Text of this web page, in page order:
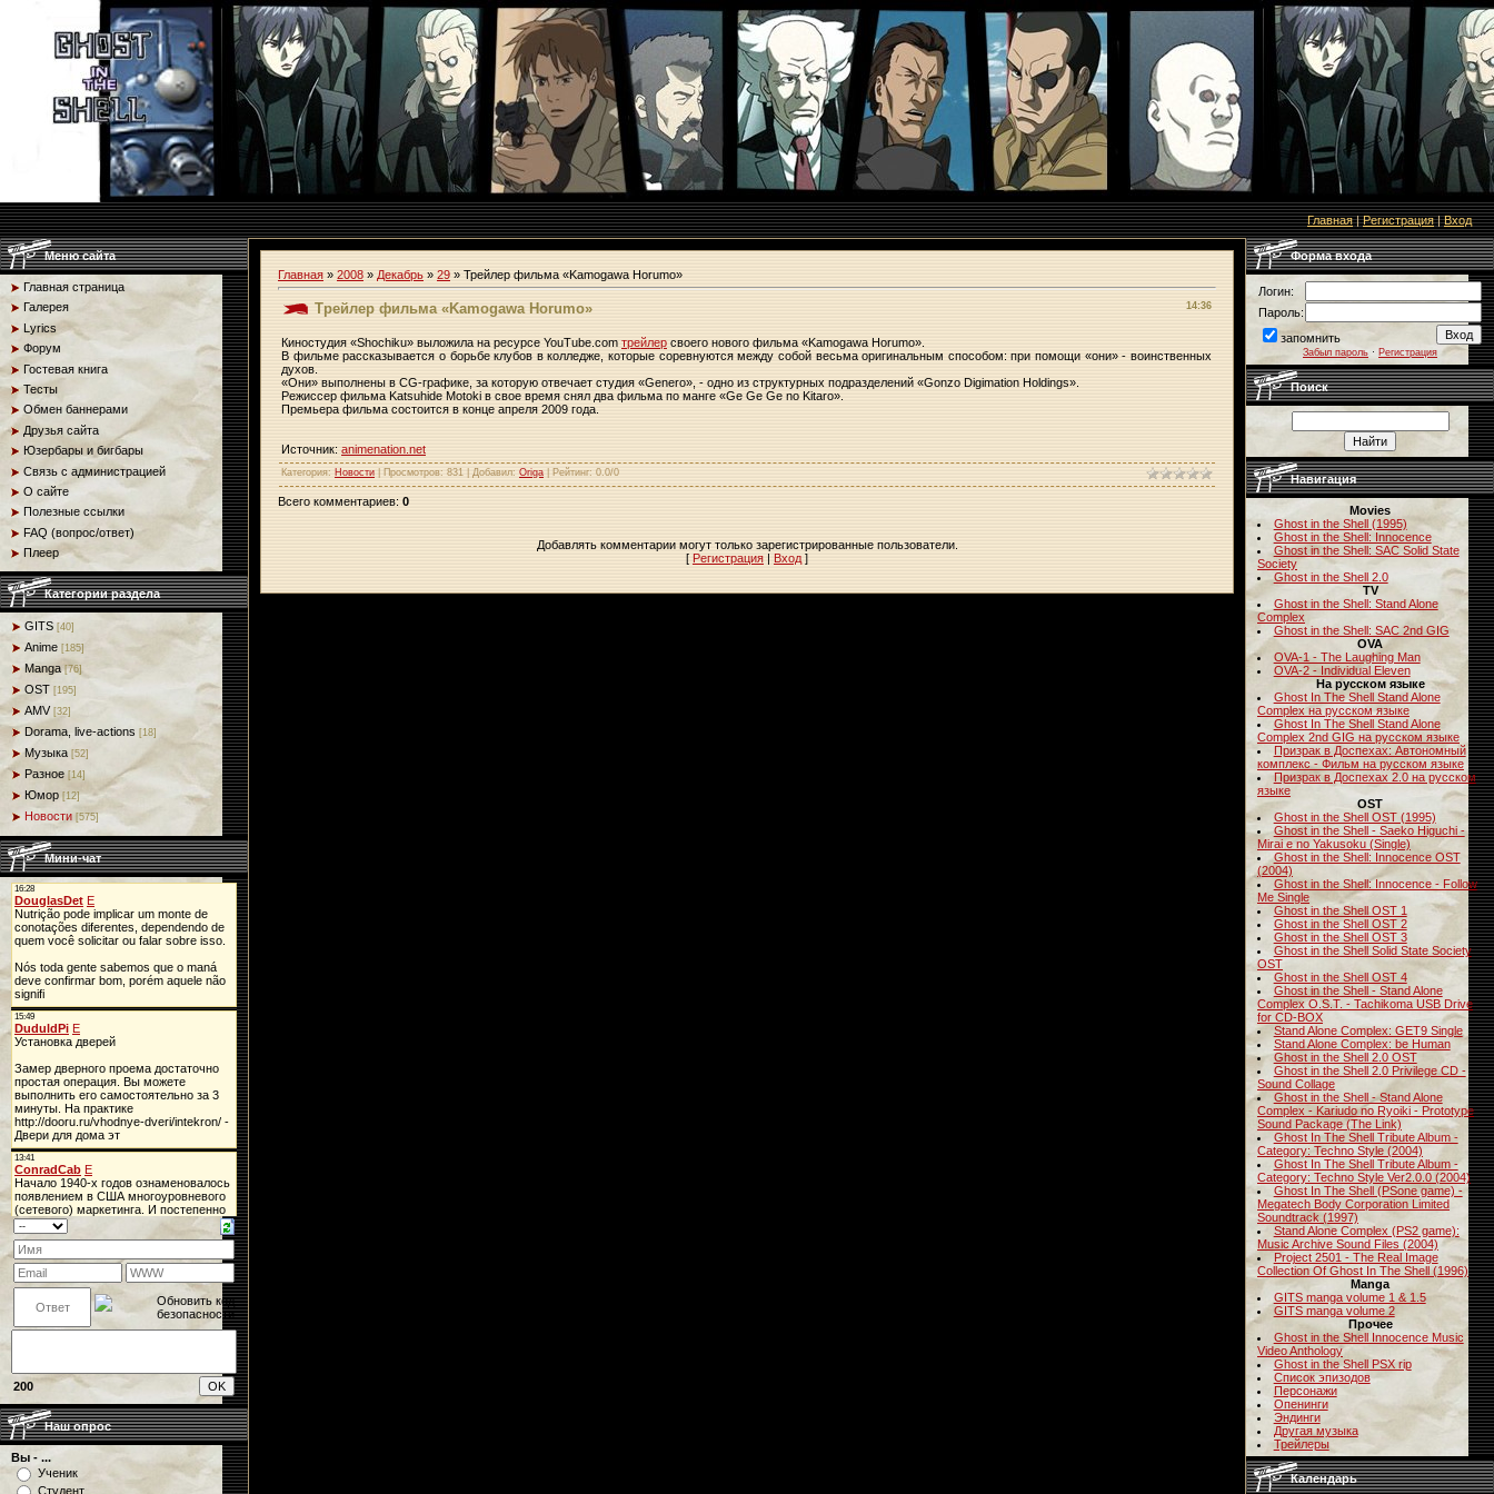
Главная|Регистрация|Вход
Меню сайта
Главная страница
Галерея
Lyrics
Форум
Гостевая книга
Тесты
Обмен баннерами
Друзья сайта
Юзербары и бигбары
Связь с администрацией
О сайте
Полезные ссылки
FAQ (вопрос/ответ)
Плеер
Категории раздела
GITS [40]
Anime [185]
Manga [76]
OST [195]
AMV [32]
Dorama, live-actions [18]
Музыка [52]
Разное [14]
Юмор [12]
Новости [575]
Мини-чат
200
Наш опрос
Вы - ...
Ученик
Студент
Главная » 2008 » Декабрь » 29 » Трейлер фильма «Kamogawa Horumo»
14:36
Трейлер фильма «Kamogawa Horumo»
Киностудия «Shochiku» выложила на ресурсе YouTube.com трейлер своего нового фильма «Kamogawa Horumo».
В фильме рассказывается о борьбе клубов в колледже, которые соревнуются между собой весьма оригинальным способом: при помощи «они» - воинственных
духов.
«Они» выполнены в CG-графике, за которую отвечает студия «Genero», - одно из структурных подразделений «Gonzo Digimation Holdings».
Режиссер фильма Katsuhide Motoki в свое время снял два фильма по манге «Ge Ge Ge no Kitaro».
Премьера фильма состоится в конце апреля 2009 года.
Источник: animenation.net
Категория: Новости Просмотров: 831 | Добавил: Origa Рейтинг: 0.0/0
Всего комментариев: 0
Добавлять комментарии могут только зарегистрированные пользователи.
[ Регистрация | Вход ]
Форма входа
Логин:
Пароль:
запомнить
Забыл пароль · Регистрация
Поиск
Навигация
Movies
Ghost in the Shell (1995)
Ghost in the Shell: Innocence
Ghost in the Shell: SAC Solid State
Society
Ghost in the Shell 2.0
TV
Ghost in the Shell: Stand Alone
Complex
Ghost in the Shell: SAC 2nd GIG
OVA
OVA-1 - The Laughing Man
OVA-2 - Individual Eleven
На русском языке
Ghost In The Shell Stand Alone
Complex на русском языке
Ghost In The Shell Stand Alone
Complex 2nd GIG на русском языке
Призрак в Доспехах: Автономный
комплекс - Фильм на русском языке
Призрак в Доспехах 2.0 на русском
языке
OST
Ghost in the Shell OST (1995)
Ghost in the Shell - Saeko Higuchi -
Mirai e no Yakusoku (Single)
Ghost in the Shell: Innocence OST
(2004)
Ghost in the Shell: Innocence - Follow
Me Single
Ghost in the Shell OST 1
Ghost in the Shell OST 2
Ghost in the Shell OST 3
Ghost in the Shell Solid State Society
OST
Ghost in the Shell OST 4
Ghost in the Shell - Stand Alone
Complex O.S.T. - Tachikoma USB Drive
for CD-BOX
Stand Alone Complex: GET9 Single
Stand Alone Complex: be Human
Ghost in the Shell 2.0 OST
Ghost in the Shell 2.0 Privilege CD -
Sound Collage
Ghost in the Shell - Stand Alone
Complex - Kariudo no Ryoiki - Prototype
Sound Package (The Link)
Ghost In The Shell Tribute Album -
Category: Techno Style (2004)
Ghost In The Shell Tribute Album -
Category: Techno Style Ver2.0.0 (2004)
Ghost In The Shell (PSone game) -
Megatech Body Corporation Limited
Soundtrack (1997)
Stand Alone Complex (PS2 game):
Music Archive Sound Files (2004)
Project 2501 - The Real Image
Collection Of Ghost In The Shell (1996)
Manga
GITS manga volume 1 & 1.5
GITS manga volume 2
Прочее
Ghost in the Shell Innocence Music
Video Anthology
Ghost in the Shell PSX rip
Список эпизодов
Персонажи
Опенинги
Эндинги
Другая музыка
Трейлеры
Календарь